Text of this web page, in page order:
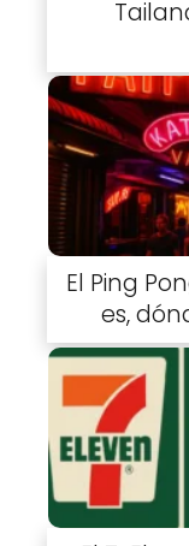
El Ping
es,